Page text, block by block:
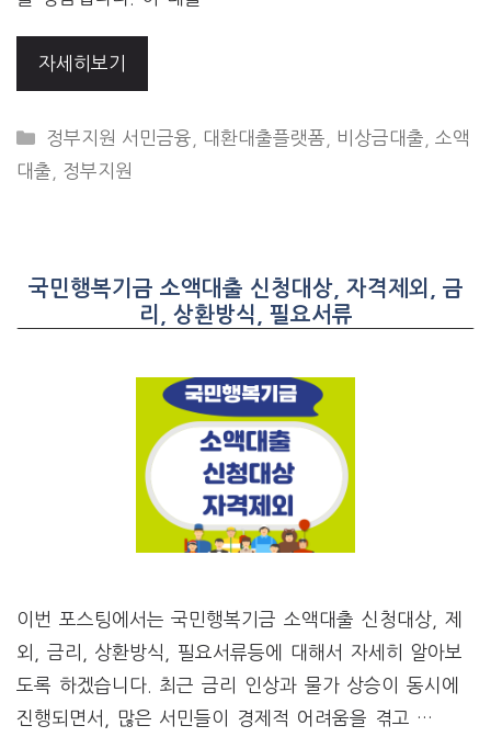
자세히보기
CATEGORIES
정부지원 서민금융 대환대출플랫폼 비상금대출
소액
대출
정부지원
국민행복기금 소액대출 신청대상, 자격제외, 금
리, 상환방식, 필요서류
이번 포스팅에서는 국민행복기금 소액대출 신청대상, 제
외, 금리, 상환방식, 필요서류등에 대해서 자세히 알아보
도록 하겠습니다. 최근 금리 인상과 물가 상승이 동시에
진행되면서, 많은 서민들이 경제적 어려움을 겪고 …